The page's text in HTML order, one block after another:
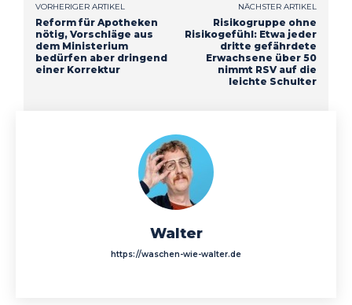
VORHERIGER ARTIKEL
Reform für Apotheken
nötig, Vorschläge aus
dem Ministerium
bedürfen aber dringend
einer Korrektur
NÄCHSTER ARTIKEL
Risikogruppe ohne
Risikogefühl: Etwa jeder
dritte gefährdete
Erwachsene über 50
nimmt RSV auf die
leichte Schulter
Walter
https://waschen-wie-walter.de